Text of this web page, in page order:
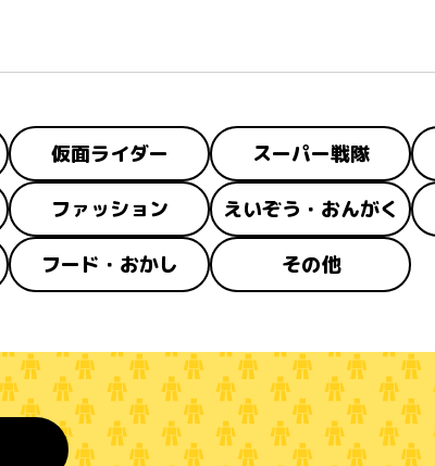
仮面ライダー スーパー戦隊
ファッション えいぞう・おんがく
フード・おかし その他